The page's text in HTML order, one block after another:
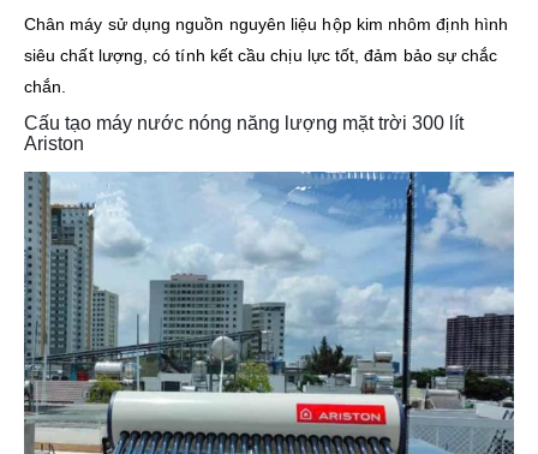
Chân máy sử dụng nguồn nguyên liệu hộp kim nhôm định hình
siêu chất lượng, có tính kết cầu chịu lực tốt, đảm bảo sự chắc
chắn.
Cấu tạo máy nước nóng năng lượng mặt trời 300 lít
Ariston